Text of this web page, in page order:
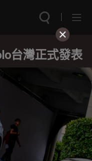
台灣正式發表